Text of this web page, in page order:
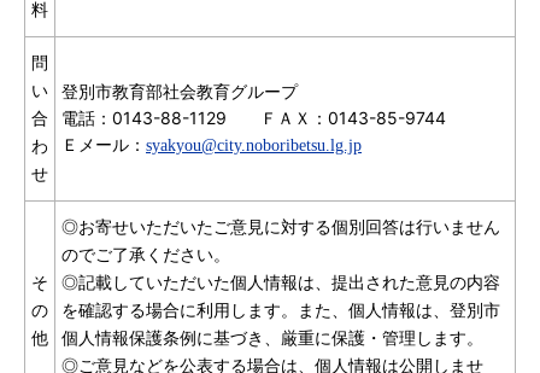
料
問
い
合
わ
せ
登別市教育部社会教育グループ
電話：0143-88-1129 ＦＡＸ：0143-85-9744
Ｅメール： syakyou@city.noboribetsu.lg.jp
そ
の
他
◎お寄せいただいたご意見に対する個別回答は行いません
のでご了承ください。
◎記載していただいた個人情報は、提出された意見の内容
を確認する場合に利用します。また、個人情報は、登別市
個人情報保護条例に基づき、厳重に保護・管理します。
◎ご意見などを公表する場合は、個人情報は公開しませ